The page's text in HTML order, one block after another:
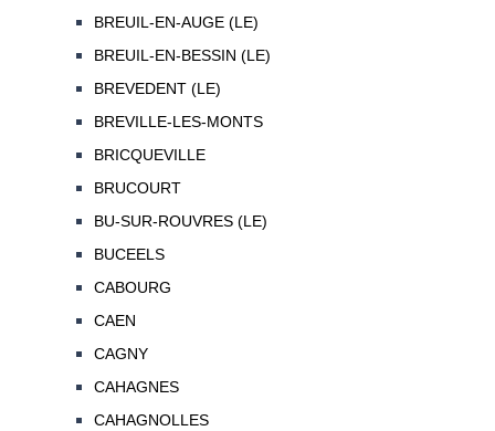
BREUIL-EN-AUGE (LE)
BREUIL-EN-BESSIN (LE)
BREVEDENT (LE)
BREVILLE-LES-MONTS
BRICQUEVILLE
BRUCOURT
BU-SUR-ROUVRES (LE)
BUCEELS
CABOURG
CAEN
CAGNY
CAHAGNES
CAHAGNOLLES